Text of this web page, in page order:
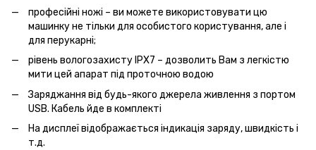
професійні ножі – ви можете використовувати цю
машинку не тільки для особистого користування, але і
для перукарні;
рівень вологозахисту IPX7 – дозволить Вам з легкістю
мити цей апарат під проточною водою
Заряджання від будь-якого джерела живлення з портом
USB. Кабель йде в комплекті
На дисплеї відображається індикація заряду, швидкість і
т.д.